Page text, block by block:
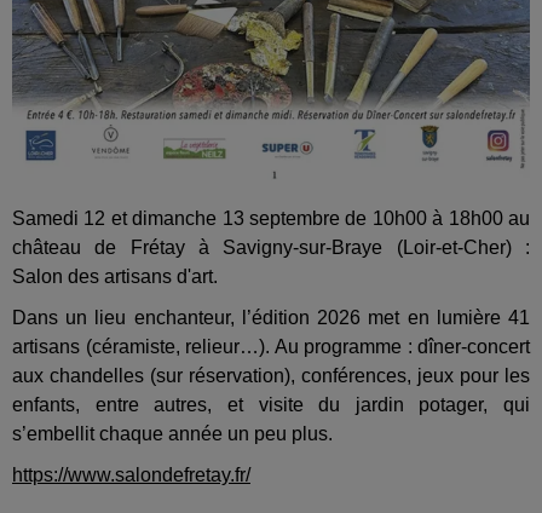
Samedi 12 et dimanche 13 septembre de 10h00 à 18h00 au
château de Frétay à Savigny-sur-Braye (Loir-et-Cher) :
Salon des artisans d'art.
Dans un lieu enchanteur, l’édition 2026 met en lumière 41
artisans (céramiste, relieur…). Au programme : dîner-concert
aux chandelles (sur réservation), conférences, jeux pour les
enfants, entre autres, et visite du jardin potager, qui
s’embellit chaque année un peu plus.
https://www.salondefretay.fr/